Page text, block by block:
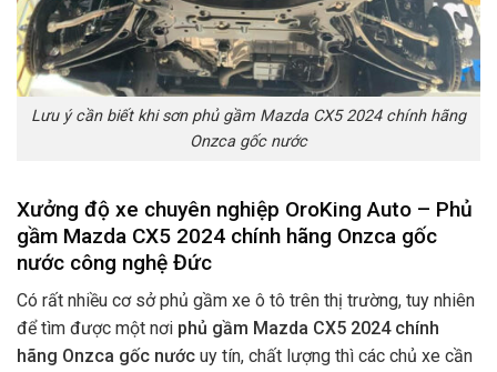
Lưu ý cần biết khi sơn phủ gầm Mazda CX5 2024 chính hãng
Onzca gốc nước
Xưởng độ xe chuyên nghiệp OroKing Auto – Phủ
gầm Mazda CX5 2024 chính hãng Onzca gốc
nước công nghệ Đức
Có rất nhiều cơ sở phủ gầm xe ô tô trên thị trường, tuy nhiên
để tìm được một nơi phủ gầm Mazda CX5 2024 chính
hãng Onzca gốc nước uy tín, chất lượng thì các chủ xe cần